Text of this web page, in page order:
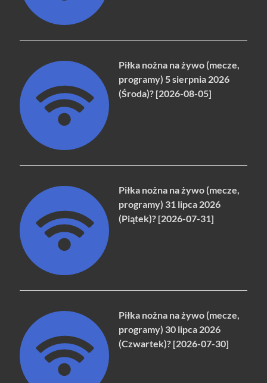
Piłka nożna na żywo (mecze,
programy) 5 sierpnia 2026
(Środa)? [2026-08-05]
Piłka nożna na żywo (mecze,
programy) 31 lipca 2026
(Piątek)? [2026-07-31]
Piłka nożna na żywo (mecze,
programy) 30 lipca 2026
(Czwartek)? [2026-07-30]